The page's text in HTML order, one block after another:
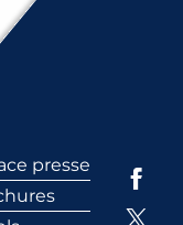
presse